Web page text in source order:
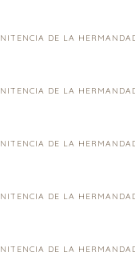
DE LA
DE LA
DE LA
DE LA
DE LA